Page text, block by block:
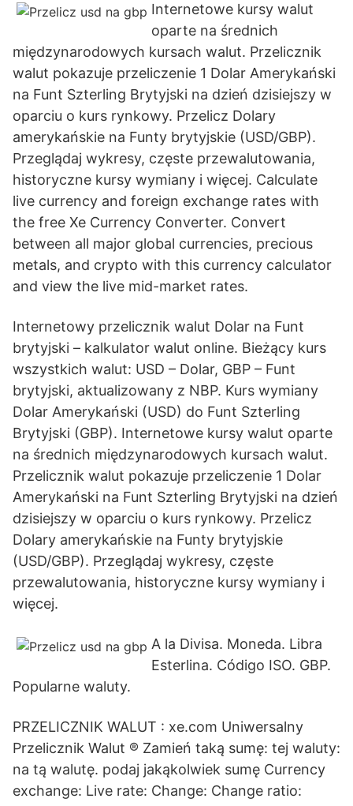
Internetowe kursy walut
oparte na średnich
międzynarodowych kursach walut. Przelicznik
walut pokazuje przeliczenie 1 Dolar Amerykański
na Funt Szterling Brytyjski na dzień dzisiejszy w
oparciu o kurs rynkowy. Przelicz Dolary
amerykańskie na Funty brytyjskie (USD/GBP).
Przeglądaj wykresy, częste przewalutowania,
historyczne kursy wymiany i więcej. Calculate
live currency and foreign exchange rates with
the free Xe Currency Converter. Convert
between all major global currencies, precious
metals, and crypto with this currency calculator
and view the live mid-market rates.
Internetowy przelicznik walut Dolar na Funt
brytyjski – kalkulator walut online. Bieżący kurs
wszystkich walut: USD – Dolar, GBP – Funt
brytyjski, aktualizowany z NBP. Kurs wymiany
Dolar Amerykański (USD) do Funt Szterling
Brytyjski (GBP). Internetowe kursy walut oparte
na średnich międzynarodowych kursach walut.
Przelicznik walut pokazuje przeliczenie 1 Dolar
Amerykański na Funt Szterling Brytyjski na dzień
dzisiejszy w oparciu o kurs rynkowy. Przelicz
Dolary amerykańskie na Funty brytyjskie
(USD/GBP). Przeglądaj wykresy, częste
przewalutowania, historyczne kursy wymiany i
więcej.
A la Divisa. Moneda. Libra
Esterlina. Código ISO. GBP.
Popularne waluty.
PRZELICZNIK WALUT : xe.com Uniwersalny
Przelicznik Walut ® Zamień taką sumę: tej waluty:
na tą walutę. podaj jakąkolwiek sumę Currency
exchange: Live rate: Change: Change ratio: